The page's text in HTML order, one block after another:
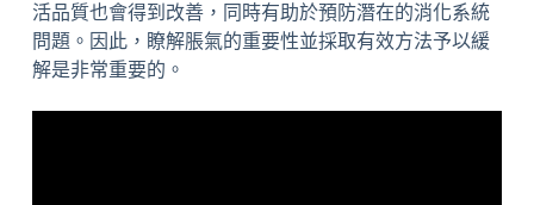
活品質也會得到改善，同時有助於預防潛在的消化系統
問題。因此，瞭解脹氣的重要性並採取有效方法予以緩
解是非常重要的。